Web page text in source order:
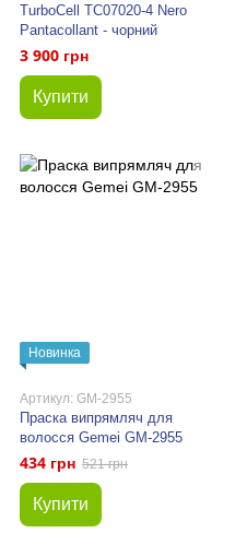
TurboCell TC07020-4 Nero
Pantacollant - чорний
3 900 грн
Купити
Новинка
Артикул: GM-2955
Праска випрямляч для
волосся Gemei GM-2955
434 грн 521 грн
Купити